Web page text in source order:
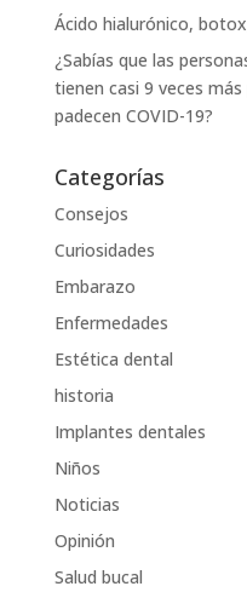
Ácido hialurónico,
¿Sabías que las
tienen casi 9 veces
padecen COVID-19?
Categorías
Consejos
Curiosidades
Embarazo
Enfermedades
Estética dental
historia
Implantes dentales
Niños
Noticias
Opinión
Salud bucal